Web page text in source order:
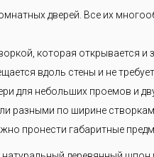
дверей. Все их
которая открывается и
вдоль стены и не
для небольших проемов и
разными по ширине
пронести габаритные